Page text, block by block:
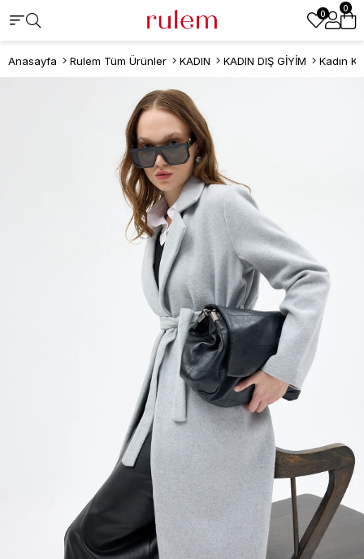
0
0
Anasayfa Rulem Tüm Ürünler KADIN KADIN DIŞ GİYİM Kadın